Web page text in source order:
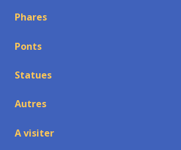
Phares
Ponts
Statues
Autres
A visiter